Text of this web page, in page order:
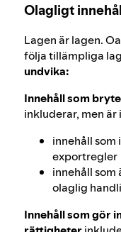
Olagligt
Lagen är lagen.
följa tillämpliga
undvika:
Innehåll som
inkluderar, men
innehåll
exportregler
innehåll som
olaglig
Innehåll som gör